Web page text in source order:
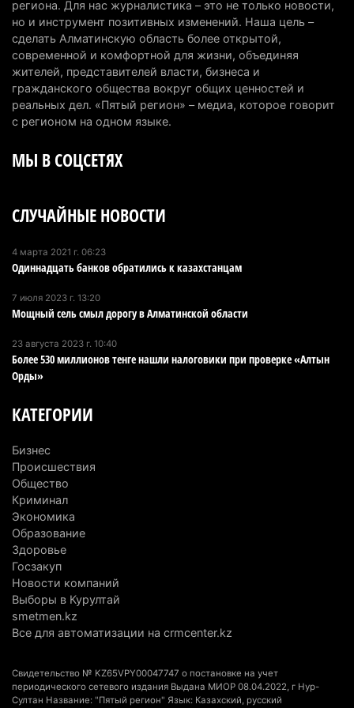
Партия «Әділет» предложила превратить
университеты в центры технологий и новых
рабочих мест
4 августа 2026 г. 15:11
В Алматинской области назначили нового
председателя административного суда
В Алматинской области второй день не могут
4 августа 2026 г. 13:02
В Алматы приостановили лицензии 350
строительным компаниям
В команде акима Алатау новое назначение: кто
возглавил аппарат города
4 августа 2026 г. 11:40 147
в число регионов с самым большим
4 августа 2026 г. 09:09
«От экспорта сырья - к сложным
производствам»: партия «Әділет» представила в
Актобе план диверсификации
3 августа 2026 г. 20:46
Солдат-срочник выпал из окна четвертого этажа
казармы в Конаеве
3 августа 2026 г. 18:08
природу Алматинской области
3 августа 2026 г. 16:16
региона. Для нас журналистика – это не только новости,
но и инструмент позитивных изменений. Наша цель –
сделать Алматинскую область более открытой,
современной и комфортной для жизни, объединяя
жителей, представителей власти, бизнеса и
гражданского общества вокруг общих ценностей и
реальных дел. «Пятый регион» – медиа, которое говорит
с регионом на одном языке.
МЫ В СОЦСЕТЯХ
СЛУЧАЙНЫЕ НОВОСТИ
4 марта 2021 г. 06:23
Одиннадцать банков обратились к казахстанцам
7 июля 2023 г. 13:20
Мощный сель смыл дорогу в Алматинской области
23 августа 2023 г. 10:40
Более 530 миллионов тенге нашли налоговики при проверке «Алтын
Орды»
КАТЕГОРИИ
Бизнес
Происшествия
Общество
Криминал
Экономика
Образование
Здоровье
Госзакуп
Новости компаний
Выборы в Курултай
smetmen.kz
Все для автоматизации на crmcenter.kz
Свидетельство № KZ65VPY00047747 о постановке на учет
периодического сетевого издания Выдана МИОР 08.04.2022, г Нур-
Султан Название: "Пятый регион" Язык: Казахский, русский